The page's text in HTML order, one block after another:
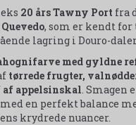
20 års Tawny Port fra
Quevedo, som er kendt
lagring i Douro-
med gyldne
tørrede frugter,
af appelsinskal. Smagen
med en perfekt balance
krydrede nuancer.